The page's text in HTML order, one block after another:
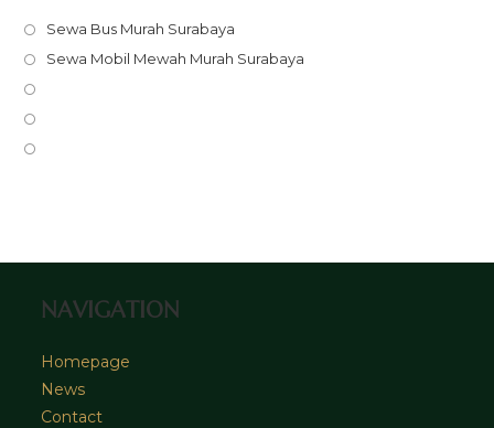
Sewa Bus Murah Surabaya
in
Sewa Mobil Mewah Murah Surabaya
tab
NAVIGATION
Homepage
News
Contact